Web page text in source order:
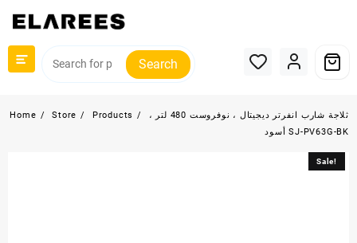
Search
Home Store Products
ثلاجة شارب انفرتر ديجيتال ، نوفروست 480 لتر ،
أسود SJ-PV63G-BK
Sale!
Sale!